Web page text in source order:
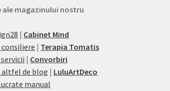
magazinului nostru
| Cabinet Mind
| Terapia Tomatis
| Convorbiri
altfel de blog | LuluArtDeco
manual